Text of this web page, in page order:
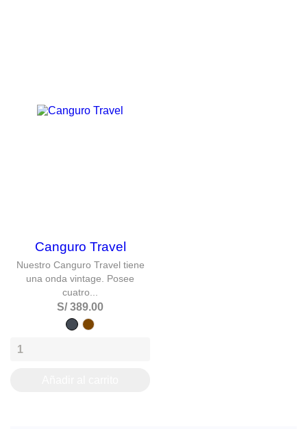
Canguro Travel
Nuestro Canguro Travel tiene
una onda vintage. Posee
cuatro...
S/ 389.00
Negrocaramelo